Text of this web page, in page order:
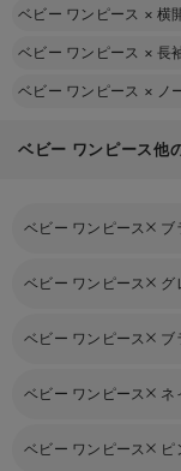
ベビー ワンピース ×横
ベビー ワンピース ×長
ベビー ワンピース × ノ
ベビー ワンピース他
ベビー ワンピース ブ
ベビー ワンピース グ
ベビー ワンピース ブ
ベビー ワンピース ネ
ベビー ワンピース ピ